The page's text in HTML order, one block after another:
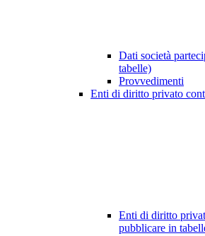
Dati società
tabelle)
Provvedimenti
Enti di diritto privato
Enti di diritto
pubblicare in